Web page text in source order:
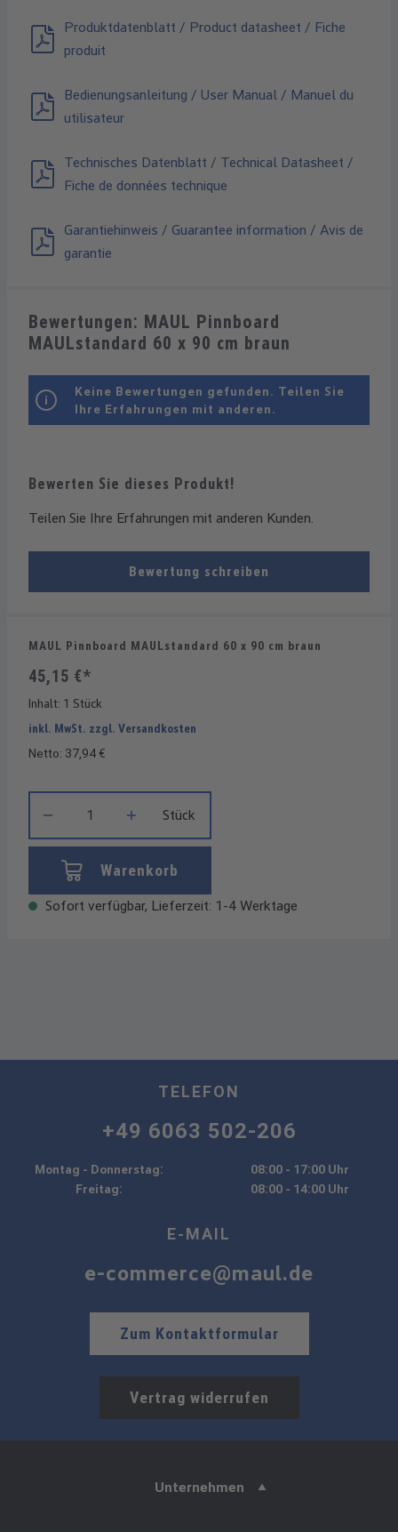
Produktdatenblatt / Product datasheet / Fiche
produit
Bedienungsanleitung / User Manual / Manuel du
utilisateur
Technisches Datenblatt / Technical Datasheet /
Fiche de données technique
Garantiehinweis / Guarantee information / Avis de
garantie
Bewertungen: MAUL Pinnboard
MAULstandard 60 x 90 cm braun
Bewerten Sie dieses Produkt!
Teilen Sie Ihre Erfahrungen mit anderen Kunden.
Bewertung schreiben
Keine Bewertungen gefunden. Teilen Sie
Ihre Erfahrungen mit anderen.
MAUL Pinnboard MAULstandard 60 x 90 cm braun
45,15 €*
Inhalt: 1 Stück
inkl. MwSt. zzgl. Versandkosten
Netto: 37,94 €
Stück
Warenkorb
Sofort verfügbar, Lieferzeit: 1-4 Werktage
TELEFON
+49 6063 502-206
Montag - Donnerstag:
08:00 - 17:00 Uhr
Freitag:
08:00 - 14:00 Uhr
E-MAIL
e-commerce@maul.de
Zum Kontaktformular
Vertrag widerrufen
Unternehmen